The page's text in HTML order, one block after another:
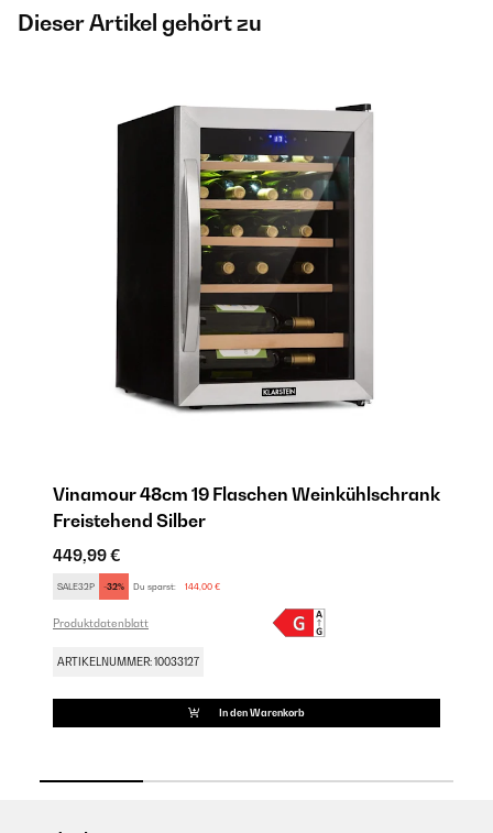
Dieser Artikel gehört zu
Vinamour 48cm 19 Flaschen Weinkühlschrank
Freistehend​ Silber
449,99 €
SALE32P -32% Du sparst: 144,00 €
Produktdatenblatt
ARTIKELNUMMER: 10033127
In den Warenkorb